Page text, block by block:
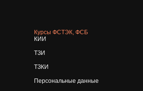
Курсы ФСТЭК, ФСБ
КИИ
ТЗИ
ТЗКИ
Персональные данные